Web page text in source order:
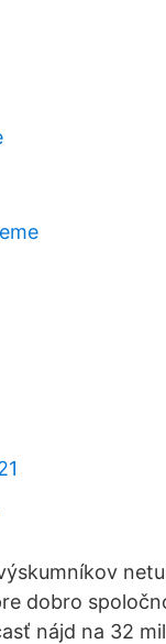
dobro
nájd na 32